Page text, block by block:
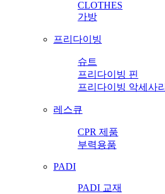
CLOTHES
가방
프리다이빙
슈트
프리다이빙 핀
프리다이빙 악세사리
레스큐
CPR 제품
부력용품
PADI
PADI 교재